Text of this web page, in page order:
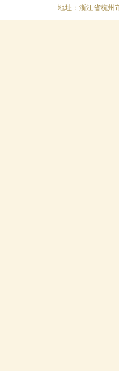
地址：浙江省杭州